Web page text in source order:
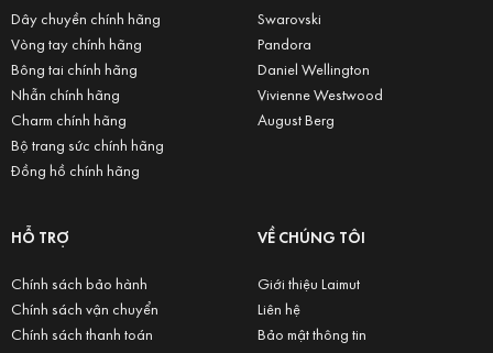
Dây chuyền chính hãng
Vòng tay chính hãng
Bông tai chính hãng
Nhẫn chính hãng
Charm chính hãng
Bộ trang sức chính hãng
Đồng hồ chính hãng
Swarovski
Pandora
Daniel Wellington
Vivienne Westwood
August Berg
HỖ TRỢ
Chính sách bảo hành
Chính sách vận chuyển
Chính sách thanh toán
VỀ CHÚNG TÔI
Giới thiệu Laimut
Liên hệ
Bảo mật thông tin